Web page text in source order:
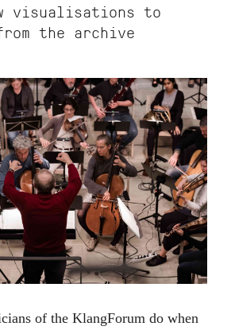
visualisations to
the archive
of the KlangForum do when